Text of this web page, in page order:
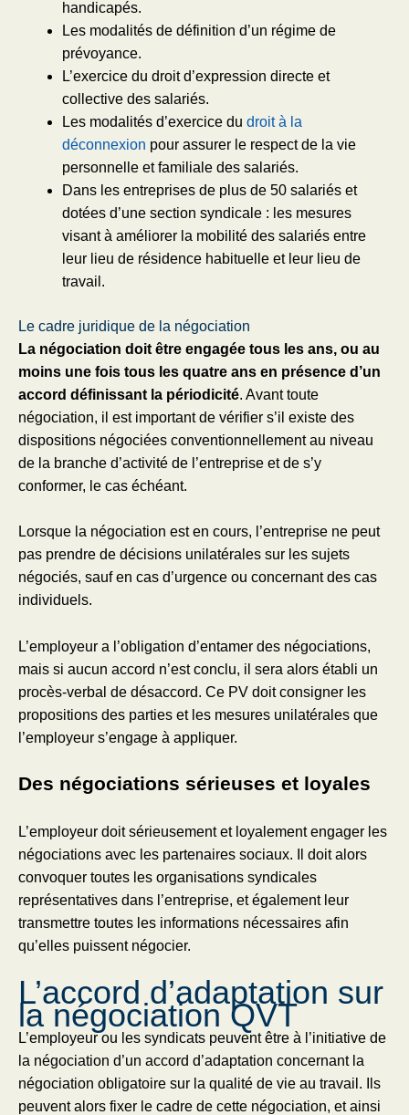
handicapés.
Les modalités de définition d’un régime de
prévoyance.
L’exercice du droit d’expression directe et
collective des salariés.
Les modalités d’exercice du droit à la
déconnexion pour assurer le respect de la vie
personnelle et familiale des salariés.
Dans les entreprises de plus de 50 salariés et
dotées d’une section syndicale : les mesures
visant à améliorer la mobilité des salariés entre
leur lieu de résidence habituelle et leur lieu de
travail.
Le cadre juridique de la négociation
La négociation doit être engagée tous les ans, ou au
moins une fois tous les quatre ans en présence d’un
accord définissant la périodicité. Avant toute
négociation, il est important de vérifier s’il existe des
dispositions négociées conventionnellement au niveau
de la branche d’activité de l’entreprise et de s’y
conformer, le cas échéant.
Lorsque la négociation est en cours, l’entreprise ne peut
pas prendre de décisions unilatérales sur les sujets
négociés, sauf en cas d’urgence ou concernant des cas
individuels.
L’employeur a l’obligation d’entamer des négociations,
mais si aucun accord n’est conclu, il sera alors établi un
procès-verbal de désaccord. Ce PV doit consigner les
propositions des parties et les mesures unilatérales que
l’employeur s’engage à appliquer.
Des négociations sérieuses et loyales
L’employeur doit sérieusement et loyalement engager les
négociations avec les partenaires sociaux. Il doit alors
convoquer toutes les organisations syndicales
représentatives dans l’entreprise, et également leur
transmettre toutes les informations nécessaires afin
qu’elles puissent négocier.
L’accord d’adaptation sur
la négociation QVT
L’employeur ou les syndicats peuvent être à l’initiative de
la négociation d’un accord d’adaptation concernant la
négociation obligatoire sur la qualité de vie au travail. Ils
peuvent alors fixer le cadre de cette négociation, et ainsi